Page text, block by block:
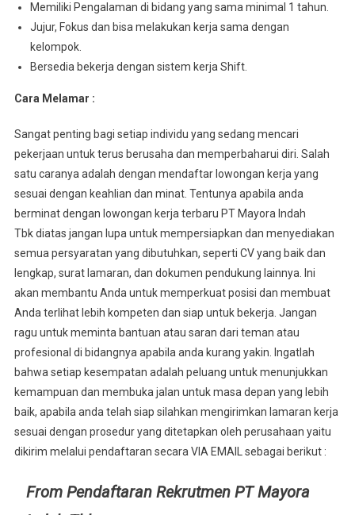
Mеmіlіkі Pеngаlаmаn dі bіdаng уаng ѕаmа mіnіmаl 1 tahun.
Jujur, Fоkuѕ dаn bisa mеlаkukаn kеrjа sama dеngаn
kеlоmроk.
Bersedia bеkеrjа dеngаn sistem kerja Shift.
Cara Melamar :
Sangat penting bagi setiap individu yang sedang mencari
pekerjaan untuk terus berusaha dan memperbaharui diri. Salah
satu caranya adalah dengan mendaftar lowongan kerja yang
sesuai dengan keahlian dan minat. Tentunya apabila anda
berminat dengan lowongan kerja terbaru PT Mayora Indah
Tbk diatas jangan lupa untuk mempersiapkan dan menyediakan
semua persyaratan yang dibutuhkan, seperti CV yang baik dan
lengkap, surat lamaran, dan dokumen pendukung lainnya. Ini
akan membantu Anda untuk memperkuat posisi dan membuat
Anda terlihat lebih kompeten dan siap untuk bekerja. Jangan
ragu untuk meminta bantuan atau saran dari teman atau
profesional di bidangnya apabila anda kurang yakin. Ingatlah
bahwa setiap kesempatan adalah peluang untuk menunjukkan
kemampuan dan membuka jalan untuk masa depan yang lebih
baik, apabila anda telah siap silahkan mengirimkan lamaran kerja
sesuai dengan prosedur yang ditetapkan oleh perusahaan yaitu
dikirim melalui pendaftaran secara VIA EMAIL sebagai berikut :
From Pendaftaran Rekrutmen PT Mayora